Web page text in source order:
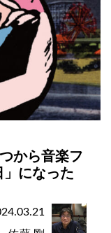
から音楽フ
」になった